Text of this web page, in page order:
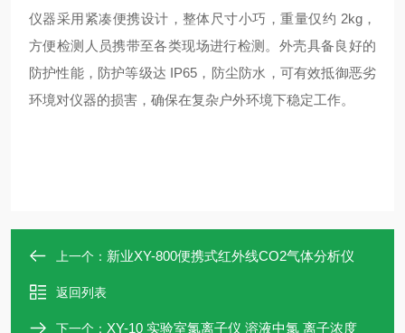
仪器采用紧凑便携设计，整体尺寸小巧，重量仅约 2kg，
方便检测人员携带至各类现场进行检测。外壳具备良好的
防护性能，防护等级达 IP65，防尘防水，可有效抵御恶劣
环境对仪器的损害，确保在复杂户外环境下稳定工作。
上一个： 新业XY-800便携式红外线CO2气体分析仪
返回列表
下一个： XY-10 实验室氯离子仪 溶液中氯 离子浓度